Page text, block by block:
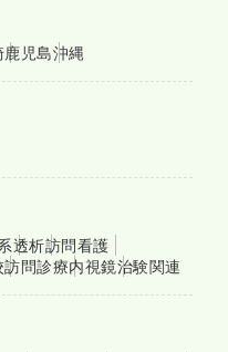
鹿児島沖縄
透析訪問看護
訪問診療内視鏡治験関連